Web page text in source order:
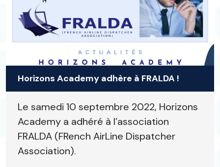
Horizons Academy adhère à FRALDA !
Le samedi 10 septembre 2022, Horizons
Academy a adhéré à l’association
FRALDA (FRench AirLine Dispatcher
Association).